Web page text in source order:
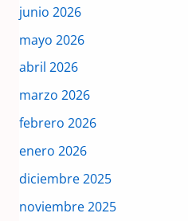
junio 2026
mayo 2026
abril 2026
marzo 2026
febrero 2026
enero 2026
diciembre 2025
noviembre 2025